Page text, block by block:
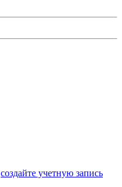
создайте учетную запись